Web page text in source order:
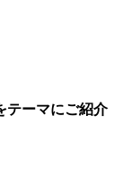
テーマにご紹介